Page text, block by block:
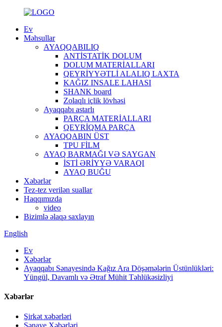
Ev
Məhsullar
AYAQQABILIQ
ANTİSTATİK DOLUM
DOLUM MATERİALLARI
QEYRİYYƏTLİ ALALIQ LAXTA
KAĞIZ INSALE LAHASI
SHANK board
Zolaqlı içlik lövhəsi
Ayaqqabı astarlı
PARÇA MATERİALLARI
QEYRİQMA PARÇA
AYAQQABIN ÜST
TPU FİLM
AYAQ BARMAĞI VƏ SAYGAN
İSTİ ƏRİYYƏ VARAQI
AYAQ BUĞU
Xəbərlər
Tez-tez verilən suallar
Haqqımızda
video
Bizimlə əlaqə saxlayın
English
Ev
Xəbərlər
Ayaqqabı Sənayesində Kağız Ara Döşəmələrin Üstünlükləri:
Yüngül, Davamlı və Ətraf Mühit Təhlükəsizliyi
Xəbərlər
Şirkət xəbərləri
Sənaye Xəbərləri